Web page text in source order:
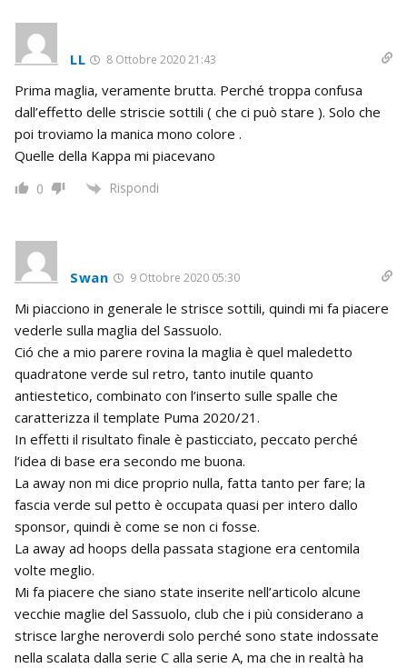
LL 8 Ottobre 2020 21:43
Prima maglia, veramente brutta. Perché troppa confusa
dall’effetto delle striscie sottili ( che ci può stare ). Solo che
poi troviamo la manica mono colore .
Quelle della Kappa mi piacevano
0 Rispondi
Swan 9 Ottobre 2020 05:30
Mi piacciono in generale le strisce sottili, quindi mi fa piacere
vederle sulla maglia del Sassuolo.
Ció che a mio parere rovina la maglia è quel maledetto
quadratone verde sul retro, tanto inutile quanto
antiestetico, combinato con l’inserto sulle spalle che
caratterizza il template Puma 2020/21.
In effetti il risultato finale è pasticciato, peccato perché
l’idea di base era secondo me buona.
La away non mi dice proprio nulla, fatta tanto per fare; la
fascia verde sul petto è occupata quasi per intero dallo
sponsor, quindi è come se non ci fosse.
La away ad hoops della passata stagione era centomila
volte meglio.
Mi fa piacere che siano state inserite nell’articolo alcune
vecchie maglie del Sassuolo, club che i più considerano a
strisce larghe neroverdi solo perché sono state indossate
nella scalata dalla serie C alla serie A, ma che in realtà ha